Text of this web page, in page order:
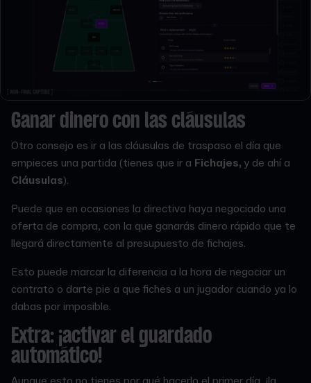
Ganar dinero con las cláusulas
Otro consejo es ir a las cláusulas de traspaso el día que
empieces una partida (tienes que ir a Fichajes, y de ahí a
Cláusulas).
Puede que en ocasiones la directiva haya negociado una
oferta de compra, con la que ganarás dinero rápido que te
llegará directamente al presupuesto de fichajes.
Esto puede marcar la diferencia a la hora de negociar un
contrato o darte pie a que fiches a un jugador cuando ya lo
dabas por imposible.
Extra: ¡activar el guardado
automático!